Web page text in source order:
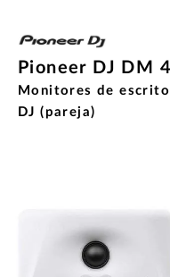
Pioneer DJ DM
Monitores de
DJ (pareja)